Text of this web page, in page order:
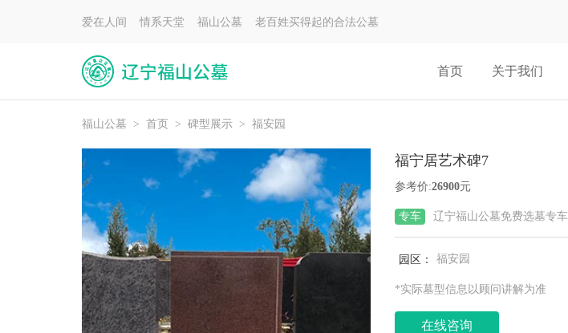
爱在人间 情系天堂 福山公墓 老百姓买得起的合法公墓
首页 关于我们
福山公墓 > 首页 > 碑型展示 > 福安园
福宁居艺术碑7
参考价:26900元
专车 辽宁福山公墓免费选墓专
园区： 福安园
*实际墓型信息以顾问讲解为准
在线咨询